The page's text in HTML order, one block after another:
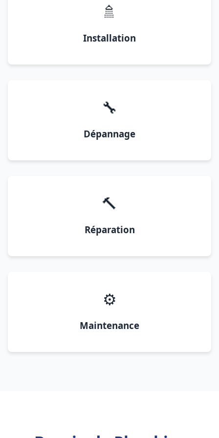
🚿
Installation
🔧
Dépannage
🔨
Réparation
⚙️
Maintenance